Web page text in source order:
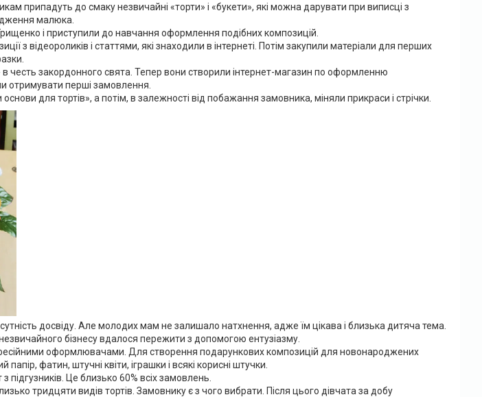
припадуть до смаку незвичайні «торти» і «букети», які можна дарувати при виписці з
малюка.
і приступили до навчання оформлення подібних композицій.
з відеороликів і статтями, які знаходили в інтернеті. Потім закупили матеріали для перших
честь закордонного свята. Тепер вони створили інтернет-магазин по оформленню
отримувати перші замовлення.
для тортів», а потім, в залежності від побажання замовника, міняли прикраси і стрічки.
досвіду. Але молодих мам не залишало натхнення, адже їм цікава і близька дитяча тема.
бізнесу вдалося пережити з допомогою ентузіазму.
оформлювачами. Для створення подарункових композицій для новонароджених
фатин, штучні квіти, іграшки і всякі корисні штучки.
Це близько 60% всіх замовлень.
тридцяти видів тортів. Замовнику є з чого вибрати. Після цього дівчата за добу